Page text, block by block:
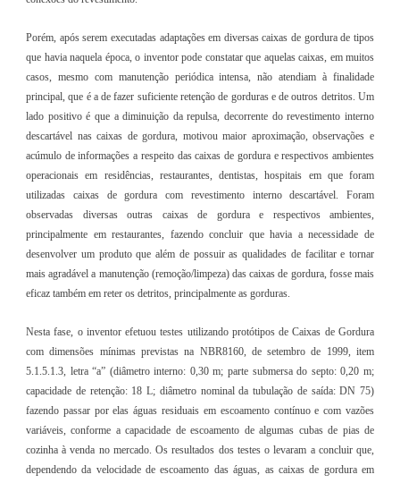
Porém, após serem executadas adaptações em diversas caixas de gordura de tipos
que havia naquela época, o inventor pode constatar que aquelas caixas, em muitos
casos, mesmo com manutenção periódica intensa, não atendiam à finalidade
principal, que é a de fazer suficiente retenção de gorduras e de outros detritos. Um
lado positivo é que a diminuição da repulsa, decorrente do revestimento interno
descartável nas caixas de gordura, motivou maior aproximação, observações e
acúmulo de informações a respeito das caixas de gordura e respectivos ambientes
operacionais em residências, restaurantes, dentistas, hospitais em que foram
utilizadas caixas de gordura com revestimento interno descartável. Foram
observadas diversas outras caixas de gordura e respectivos ambientes,
principalmente em restaurantes, fazendo concluir que havia a necessidade de
desenvolver um produto que além de possuir as qualidades de facilitar e tornar
mais agradável a manutenção (remoção/limpeza) das caixas de gordura, fosse mais
eficaz também em reter os detritos, principalmente as gorduras.
Nesta fase, o inventor efetuou testes utilizando protótipos de Caixas de Gordura
com dimensões mínimas previstas na NBR8160, de setembro de 1999, item
5.1.5.1.3, letra “a” (diâmetro interno: 0,30 m; parte submersa do septo: 0,20 m;
capacidade de retenção: 18 L; diâmetro nominal da tubulação de saída: DN 75)
fazendo passar por elas águas residuais em escoamento contínuo e com vazões
variáveis, conforme a capacidade de escoamento de algumas cubas de pias de
cozinha à venda no mercado. Os resultados dos testes o levaram a concluir que,
dependendo da velocidade de escoamento das águas, as caixas de gordura em